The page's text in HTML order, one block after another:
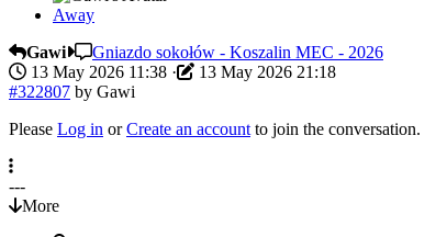
Away
Gawi
Gniazdo sokołów - Koszalin MEC - 2026
13 May 2026 11:38 ·
13 May 2026 21:18
#322807 by Gawi
Please Log in orCreate an account to join the conversation.
---
More